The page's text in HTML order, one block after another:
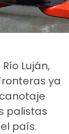
Luján,
ya
palistas
país.